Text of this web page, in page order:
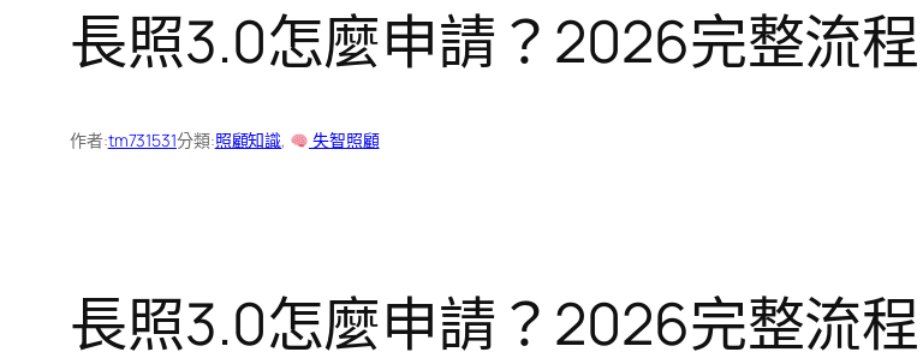
長照3.0怎麼申請？2026完整流
作者:tm731531分類:照顧知識, 失智照顧
長照3.0怎麼申請？2026完整流